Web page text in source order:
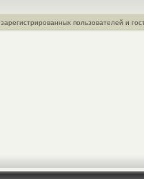
пользователей и